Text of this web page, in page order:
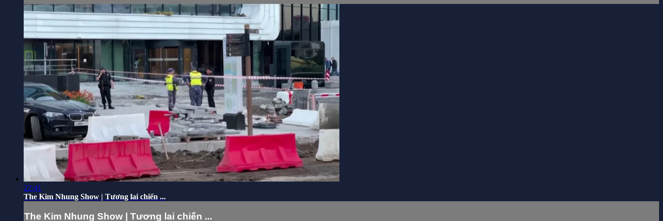
22:41
The Kim Nhung Show | Tương lai chiến ...
The Kim Nhung Show | Tương lai chiến ...